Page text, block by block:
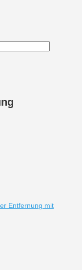
Entfernung mit